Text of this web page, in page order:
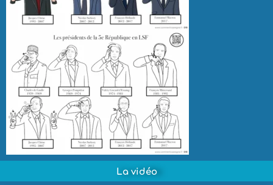
La vidéo